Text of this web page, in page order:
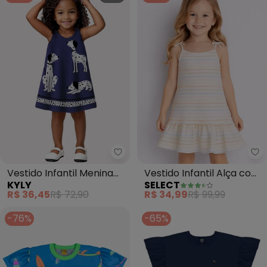
Kyly - Vestido Infantil Menina
Vestido Infantil Menina
Cachorrinhos (Azul)
KYLY
R$ 36,45R$ 72,90
Vestido Infantil Alça com
Laço nas Pontas (Azul)
SELECT
R$ 34,99R$ 99,99
-76%
-65%